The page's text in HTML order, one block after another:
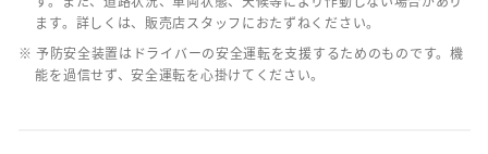
ます。詳しくは、販売店スタッフにおたずねください。
※ 予防安全装置はドライバーの安全運転を支援するためのものです。機
能を過信せず、安全運転を心掛けてください。